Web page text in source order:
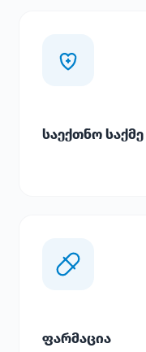
საექთნო საქმე
ფარმაცია